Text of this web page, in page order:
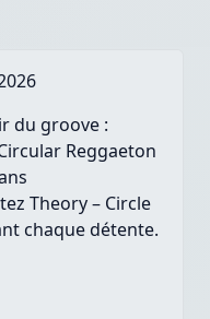
du groove :
Reggaeton
Theory – Circle
chaque détente.